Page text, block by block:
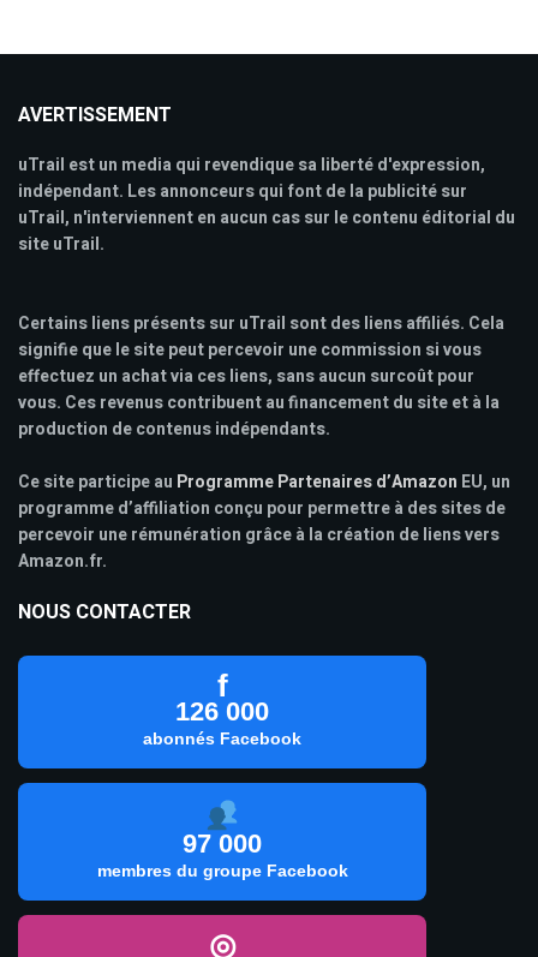
AVERTISSEMENT
uTrail est un media qui revendique sa liberté d'expression,
indépendant. Les annonceurs qui font de la publicité sur
uTrail, n'interviennent en aucun cas sur le contenu éditorial du
site uTrail.
Certains liens présents sur uTrail sont des liens affiliés. Cela
signifie que le site peut percevoir une commission si vous
effectuez un achat via ces liens, sans aucun surcoût pour
vous. Ces revenus contribuent au financement du site et à la
production de contenus indépendants.
Ce site participe au Programme Partenaires d’Amazon EU, un
programme d’affiliation conçu pour permettre à des sites de
percevoir une rémunération grâce à la création de liens vers
Amazon.fr.
NOUS CONTACTER
f
126 000
abonnés Facebook
97 000
membres du groupe Facebook
◎